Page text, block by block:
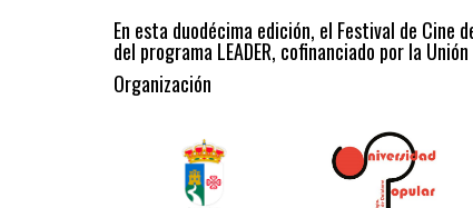
En esta duodécima edición, el Festival de Cine
del programa LEADER, cofinanciado por la
Organización